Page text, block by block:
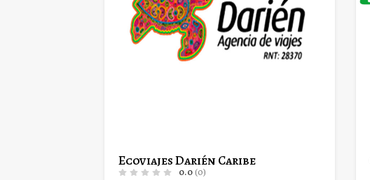
Ecoviajes Darién Caribe
0.0(0)